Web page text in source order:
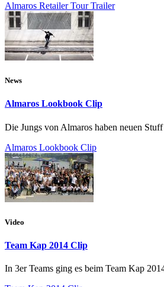
Almaros Retailer Tour Trailer
News
Almaros Lookbook Clip
Die Jungs von Almaros haben neuen
Almaros Lookbook Clip
Video
Team Kap 2014 Clip
In 3er Teams ging es beim Team Kap